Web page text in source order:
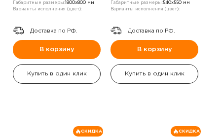
Габаритные размеры: 1800х800 мм
Варианты исполнения (цвет):
Доставка по РФ.
В корзину
Купить в один клик
Габаритные размеры:540х550 мм
Варианты исполнения (цвет):
Доставка по РФ.
В корзину
Купить в один клик
СКИДКА СКИДКА